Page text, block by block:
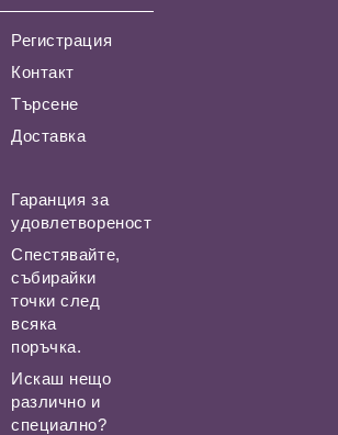
Регистрация
Контакт
Търсене
Доставка
Гаранция за
удовлетвореност
Спестявайте,
събирайки
точки след
всяка
поръчка.
Искаш нещо
различно и
специално?